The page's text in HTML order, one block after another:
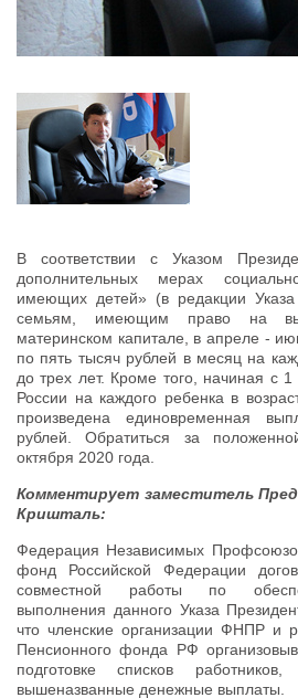
В соответствии с Указом
дополнительных мерах
имеющих детей» (в редакции
семьям, имеющим право на
материнском капитале, в апреле -
по пять тысяч рублей в месяц на
до трех лет. Кроме того, начиная с
России на каждого ребенка в
произведена единовременная
рублей. Обратиться за
октября 2020 года.
Комментирует заместитель
Кришталь:
Федерация Независимых
фонд Российской Федерации
совместной работы по
выполнения данного Указа
что членские организации ФНПР и
Пенсионного фонда РФ
подготовке списков
вышеназванные денежные выплаты.